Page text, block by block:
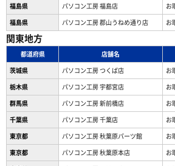
福島県
パソコン工房 福島店 お
福島県
パソコン工房 郡山うねめ通り店 お
関東地方
都道府県 店舗名
茨城県
パソコン工房 つくば店 お
栃木県
パソコン工房 宇都宮店 お
群馬県
パソコン工房 新前橋店 お
千葉県
パソコン工房 千葉店 お
東京都
パソコン工房 秋葉原パーツ館 お
東京都
パソコン工房 秋葉原本店 お